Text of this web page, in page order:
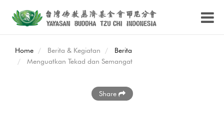
Home Berita & Kegiatan
Berita
Menguatkan Tekad dan Semangat
Share